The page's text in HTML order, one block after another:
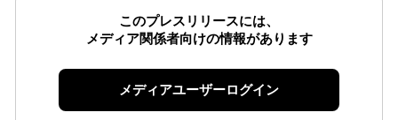
このプレスリリースには、
メディア関係者向けの情報があります
メディアユーザーログイン